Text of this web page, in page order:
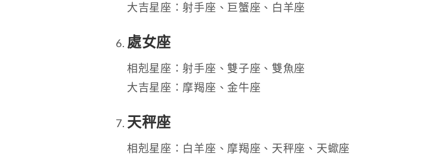
大吉星座：射手座、巨蟹座、白羊座
處女座
相剋星座：射手座、雙子座、雙魚座
大吉星座：摩羯座、金牛座
天秤座
相剋星座：白羊座、摩羯座、天秤座、天蠍座